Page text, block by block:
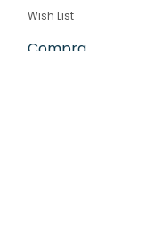
Wish List
Compra